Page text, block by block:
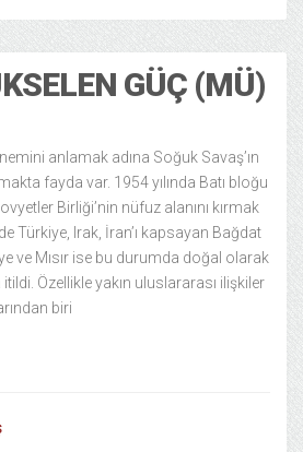
GÜÇ (MÜ)
anlamak adına Soğuk Savaş’ın
fayda var. 1954 yılında Batı bloğu
Birliği’nin nüfuz alanını kırmak
Türkiye, Irak, İran’ı kapsayan Bağdat
ve Mısır ise bu durumda doğal olarak
Özellikle yakın uluslararası ilişkiler
biri